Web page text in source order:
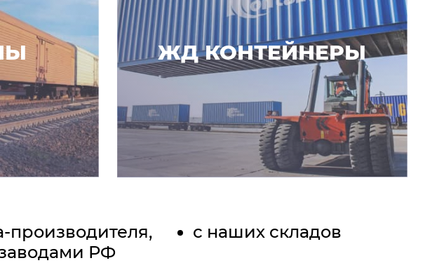
ЖД КОНТЕЙНЕРЫ
производителя,
РФ
с наших складов